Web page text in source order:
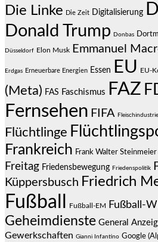
Die Linke Die Zeit Digitalisierung
Donald Trump Donbas
Düsseldorf Elon Musk Emmanuel
Erdgas Erneuerbare Energien Essen EU EU-
(Meta) FAS Faschismus FAZ
Fernsehen FIFA Fleischindustrie
Flüchtlinge
Frankreich Frank Walter Steinmeier
Freitag Friedensbewegung Friedenspolitik
Küppersbusch Friedrich
Fußball Fußball-EM Fußball-
Geheimdienste General
Gewerkschaften Gianni Infantino Google